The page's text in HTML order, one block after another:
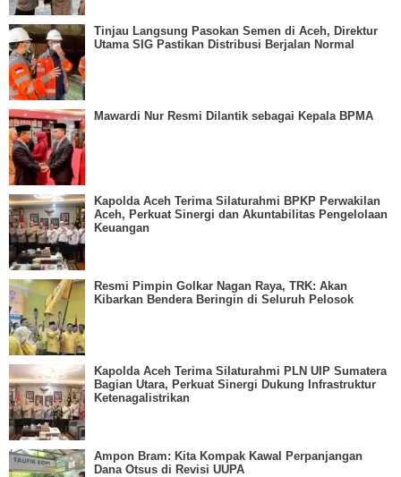
Tinjau Langsung Pasokan Semen di Aceh, Direktur
Utama SIG Pastikan Distribusi Berjalan Normal
Mawardi Nur Resmi Dilantik sebagai Kepala BPMA
Kapolda Aceh Terima Silaturahmi BPKP Perwakilan
Aceh, Perkuat Sinergi dan Akuntabilitas Pengelolaan
Keuangan
Resmi Pimpin Golkar Nagan Raya, TRK: Akan
Kibarkan Bendera Beringin di Seluruh Pelosok
Kapolda Aceh Terima Silaturahmi PLN UIP Sumatera
Bagian Utara, Perkuat Sinergi Dukung Infrastruktur
Ketenagalistrikan
Ampon Bram: Kita Kompak Kawal Perpanjangan
Dana Otsus di Revisi UUPA